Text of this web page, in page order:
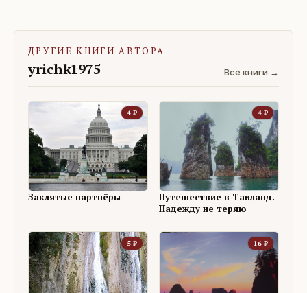
ДРУГИЕ КНИГИ АВТОРА
yrichk1975 Все книги →
4 ₽
Заклятые партнёры
4 ₽
Путешествие в Таиланд.
Надежду не теряю
5 ₽ 16 ₽